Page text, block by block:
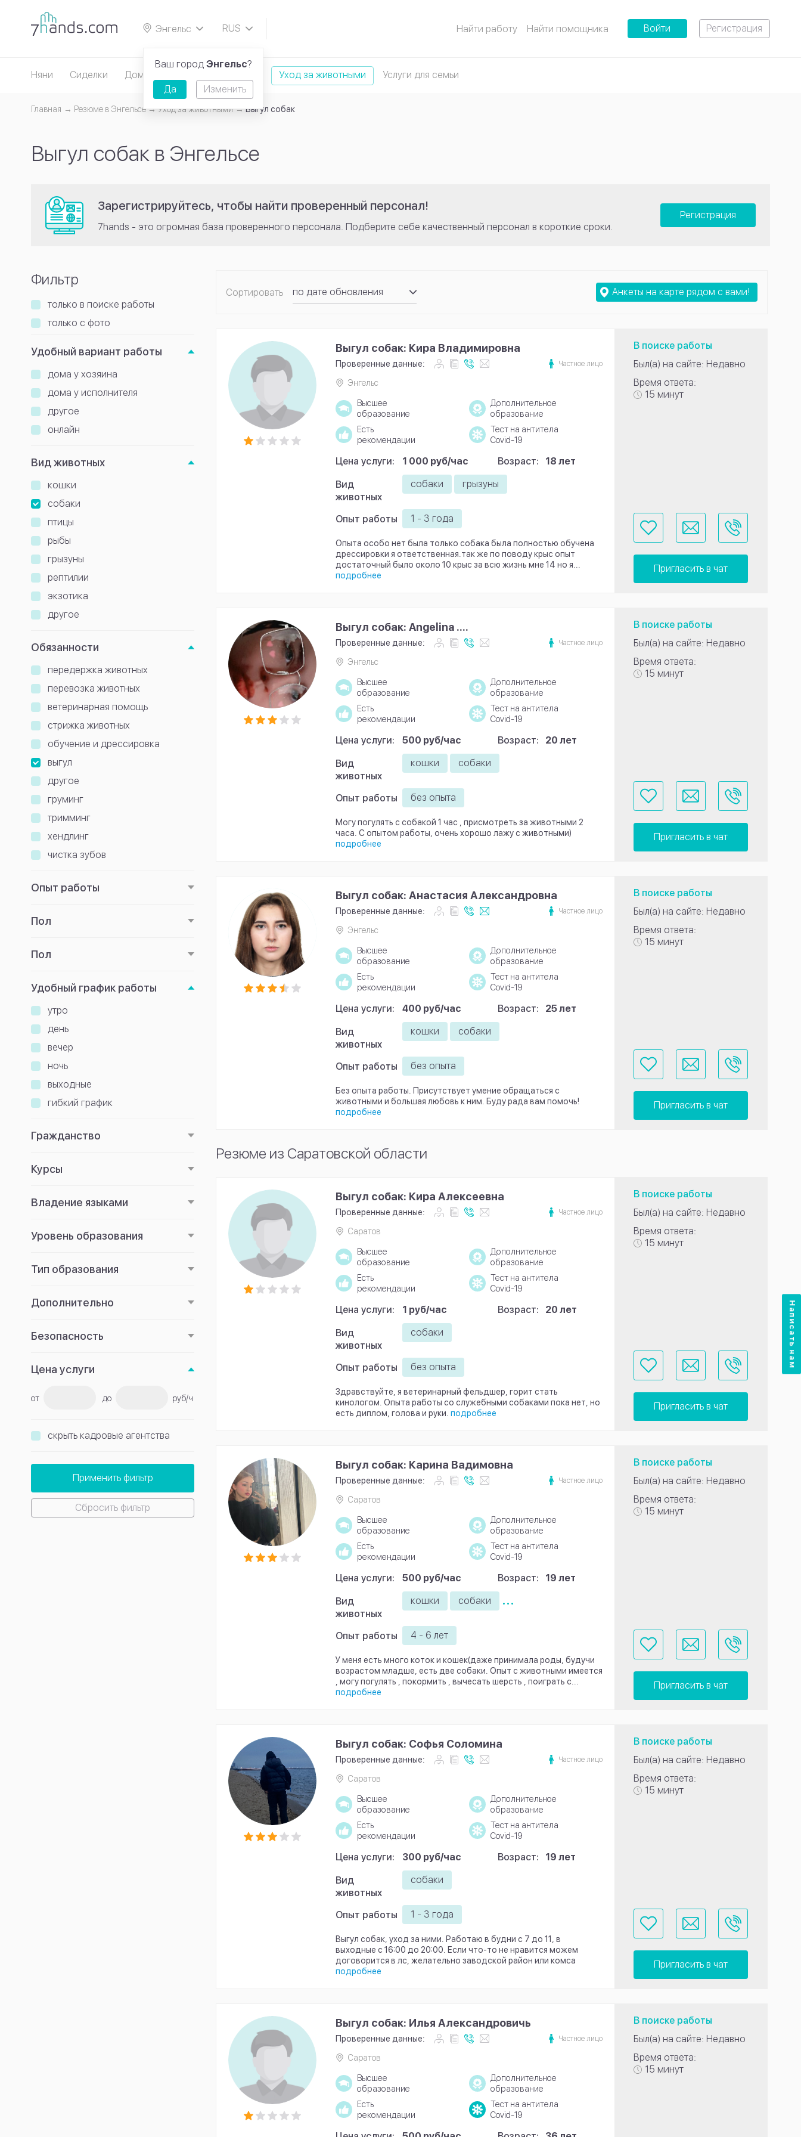
Энгельс
RUS
Найти работу Найти помощника Войти Регистрация
Няни Сиделки Домработницы Уход за животными Услуги для семьи
Главная Резюме в Энгельсе Уход за животными Выгул собак
Выгул собак в Энгельсе
Зарегистрируйтесь, чтобы найти проверенный персонал!
7hands - это огромная база проверенного персонала. Подберите себе качественный персонал в короткие сроки.
Регистрация
Фильтр
только в поиске работы
только с фото
Удобный вариант работы
дома у хозяина
дома у исполнителя
другое
онлайн
Вид животных
кошки
собаки
птицы
рыбы
грызуны
рептилии
экзотика
другое
Обязанности
передержка животных
перевозка животных
ветеринарная помощь
стрижка животных
обучение и дрессировка
выгул
другое
груминг
тримминг
хендлинг
чистка зубов
Опыт работы
Пол
Пол
Удобный график работы
утро
день
вечер
ночь
выходные
гибкий график
Гражданство
Курсы
Владение языками
Уровень образования
Тип образования
Дополнительно
Безопасность
Цена услуги
от до руб/ч
скрыть кадровые агентства
Применить фильтр
Сбросить фильтр
Сортировать
по дате обновления
по рейтингу
Анкеты на карте рядом с вами!
Выгул собак: Кира Владимировна
Проверенные данные: Частное лицо
Энгельс
Высшее
образование
Дополнительное
образование
Есть
рекомендации
Тест на антитела
Covid-19
Цена услуги: 1 000 руб/час Возраст: 18 лет
Вид
животных
собаки грызуны
Опыт работы 1 - 3 года
Опыта особо нет была только собака была полностью обучена
дрессировки я ответственная.так же по поводу крыс опыт
достаточный было около 10 крыс за всю жизнь мне 14 но я...
подробнее
В поиске работы
Был(а) на сайте: Недавно
Время ответа:
15 минут
Пригласить в чат
Выгул собак: Angelina ....
Проверенные данные: Частное лицо
Энгельс
Высшее
образование
Дополнительное
образование
Есть
рекомендации
Тест на антитела
Covid-19
Цена услуги: 500 руб/час Возраст: 20 лет
Вид
животных
кошки собаки
Опыт работы без опыта
Могу погулять с собакой 1 час , присмотреть за животными 2
часа. С опытом работы, очень хорошо лажу с животными)
подробнее
В поиске работы
Был(а) на сайте: Недавно
Время ответа:
15 минут
Пригласить в чат
Выгул собак: Анастасия Александровна
Проверенные данные: Частное лицо
Энгельс
Высшее
образование
Дополнительное
образование
Есть
рекомендации
Тест на антитела
Covid-19
Цена услуги: 400 руб/час Возраст: 25 лет
Вид
животных
кошки собаки
Опыт работы без опыта
Без опыта работы. Присутствует умение обращаться с
животными и большая любовь к ним. Буду рада вам помочь!
подробнее
В поиске работы
Был(а) на сайте: Недавно
Время ответа:
15 минут
Пригласить в чат
Резюме из Саратовской области
Выгул собак: Кира Алексеевна
Проверенные данные: Частное лицо
Саратов
Высшее
образование
Дополнительное
образование
Есть
рекомендации
Тест на антитела
Covid-19
Цена услуги: 1 руб/час Возраст: 20 лет
Вид
животных
собаки
Опыт работы без опыта
Здравствуйте, я ветеринарный фельдшер, горит стать
кинологом. Опыта работы со служебными собаками пока нет, но
есть диплом, голова и руки. подробнее
В поиске работы
Был(а) на сайте: Недавно
Время ответа:
15 минут
Пригласить в чат
Выгул собак: Карина Вадимовна
Проверенные данные: Частное лицо
Саратов
Высшее
образование
Дополнительное
образование
Есть
рекомендации
Тест на антитела
Covid-19
Цена услуги: 500 руб/час Возраст: 19 лет
Вид
животных
кошки собаки ...
Опыт работы 4 - 6 лет
У меня есть много коток и кошек(даже принимала роды, будучи
возрастом младше, есть две собаки. Опыт с животными имеется
, могу погулять , покормить , вычесать шерсть , поиграть с...
подробнее
В поиске работы
Был(а) на сайте: Недавно
Время ответа:
15 минут
Пригласить в чат
Выгул собак: Софья Соломина
Проверенные данные: Частное лицо
Саратов
Высшее
образование
Дополнительное
образование
Есть
рекомендации
Тест на антитела
Covid-19
Цена услуги: 300 руб/час Возраст: 19 лет
Вид
животных
собаки
Опыт работы 1 - 3 года
Выгул собак, уход за ними. Работаю в будни с 7 до 11, в
выходные с 16:00 до 20:00. Если что-то не нравится можем
договорится в лс, желательно заводской район или комса
подробнее
В поиске работы
Был(а) на сайте: Недавно
Время ответа:
15 минут
Пригласить в чат
Выгул собак: Илья Александровичь
Проверенные данные: Частное лицо
Саратов
Высшее
образование
Дополнительное
образование
Есть
рекомендации
Тест на антитела
Covid-19
В поиске работы
Был(а) на сайте: Недавно
Время ответа:
15 минут
Написать нам
Ваш город Энгельс?
Да Изменить